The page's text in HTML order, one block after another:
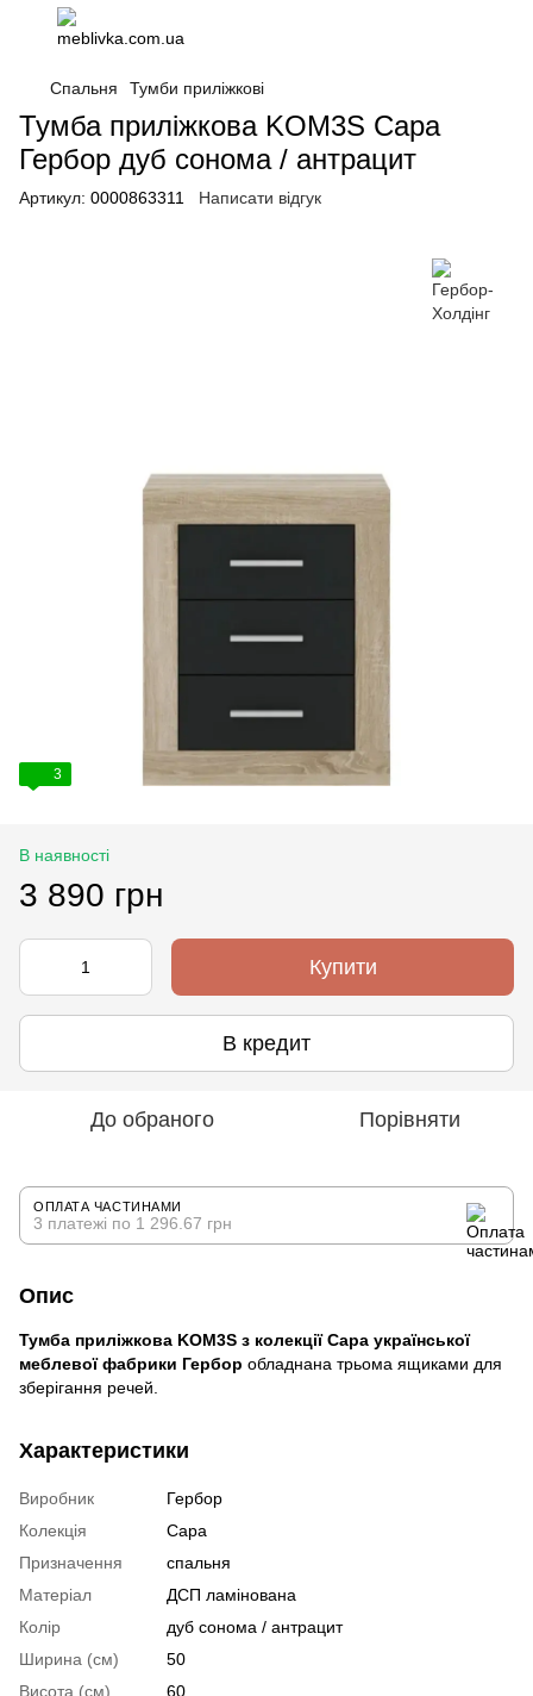
Спальня Тумби приліжкові
Тумба приліжкова KOM3S Сара
Гербор дуб сонома / антрацит
Артикул: 0000863311 Написати відгук
3
В наявності
3 890 грн
Купити
В кредит
До обраного Порівняти
ОПЛАТА ЧАСТИНАМИ
3 платежі по 1 296.67 грн
Опис
Тумба приліжкова KOM3S з колекції Сара української
меблевої фабрики Гербор обладнана трьома ящиками для
зберігання речей.
Характеристики
Виробник
Гербор
Колекція
Сара
Призначення
спальня
Матеріал
ДСП ламінована
Колір
дуб сонома / антрацит
Ширина (см)
50
Висота (см)
60